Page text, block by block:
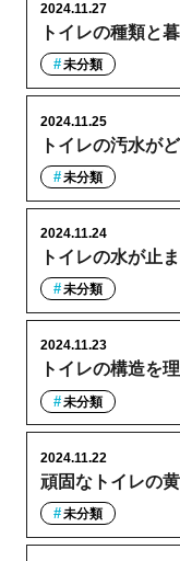
トイレの種類と
2024.11.27
未分類
トイレの汚水が
2024.11.25
未分類
トイレの水が止
2024.11.24
未分類
トイレの構造を
2024.11.23
未分類
頑固なトイレの
2024.11.22
未分類